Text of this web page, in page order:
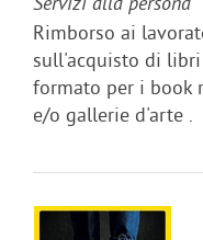
Rimborso ai
sull'acquisto di
formato per i book
e/o gallerie d'arte .